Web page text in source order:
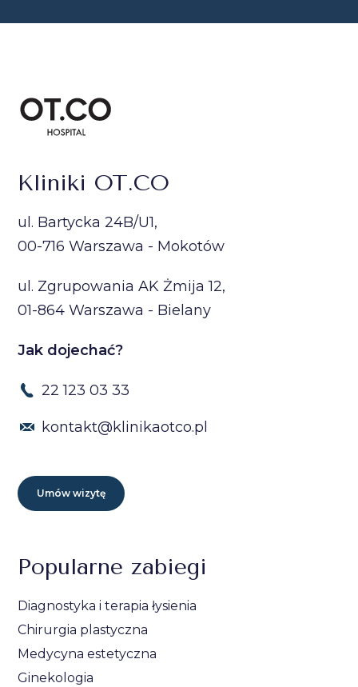
Kliniki OT.CO
ul. Bartycka 24B/U1,
00-716 Warszawa - Mokotów
ul. Zgrupowania AK Żmija 12,
01-864 Warszawa - Bielany
Jak dojechać?
22 123 03 33
kontakt@klinikaotco.pl
Umów wizytę
Popularne zabiegi
Diagnostyka i terapia łysienia
Chirurgia plastyczna
Medycyna estetyczna
Ginekologia